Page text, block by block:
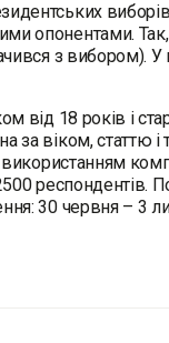
опонентами.
з вибором).
від 18 років і
за віком, статтю
респондентів.
30 червня – 3